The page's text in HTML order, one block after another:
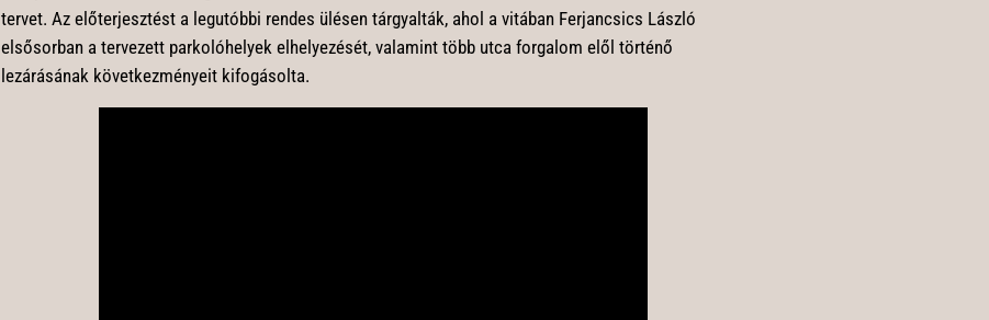
tervet. Az előterjesztést a legutóbbi rendes ülésen tárgyalták, ahol a vitában Ferjancsics László
elsősorban a tervezett parkolóhelyek elhelyezését, valamint több utca forgalom elől történő
lezárásának következményeit kifogásolta.